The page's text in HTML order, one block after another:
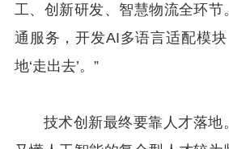
工、创新研发、智慧物流全环节
通服务，开发AI多语言适配模
地‘走出去’。”
技术创新最终要靠人才落地